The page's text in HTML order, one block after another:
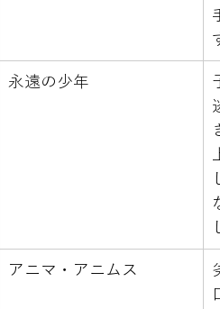
永遠の少年
アニマ・アニムス